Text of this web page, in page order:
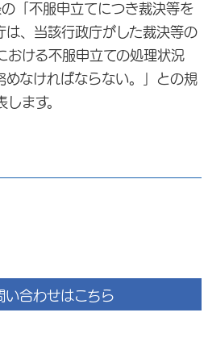
「不服申立てにつき裁決等を
は、当該行政庁がした裁決等の
おける不服申立ての処理状況
めなければならない。」との規
ます。
い合わせはこちら